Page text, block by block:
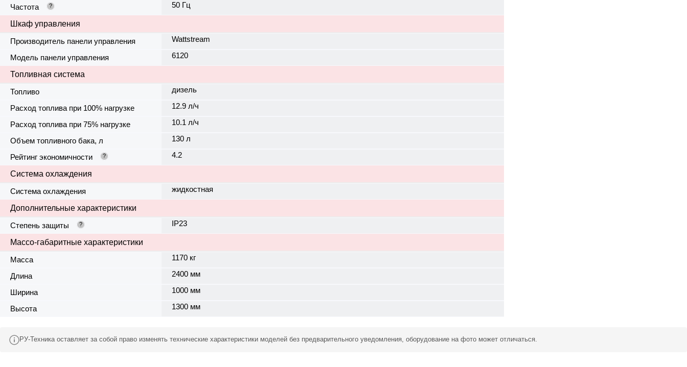
Частота ? 50 Гц
Шкаф управления
Производитель панели управления
Wattstream
Модель панели управления 6120
Топливная система
Топливо
дизель
Расход топлива при 100% нагрузке 12.9 л/ч
Расход топлива при 75% нагрузке 10.1 л/ч
Объем топливного бака, л 130 л
Рейтинг экономичности ? 4.2
Система охлаждения
Система охлаждения
жидкостная
Дополнительные характеристики
Степень защиты
? IP23
Массо-габаритные характеристики
Масса
1170 кг
Длина 2400 мм
Ширина 1000 мм
Высота 1300 мм
РУ-Техника оставляет за собой право изменять технические характеристики моделей без предварительного уведомления, оборудование на фото может отличаться.